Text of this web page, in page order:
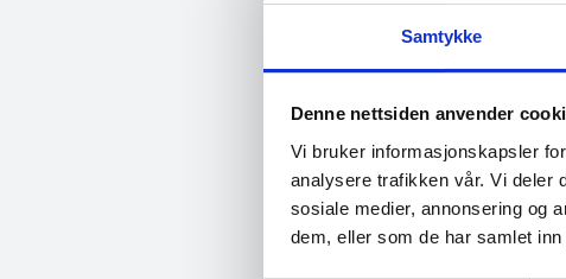
Samtykke
Denne nettsiden anvender
Vi bruker informasjonskapsler
analysere trafikken vår. Vi deler
sosiale medier, annonsering og
dem, eller som de har samlet